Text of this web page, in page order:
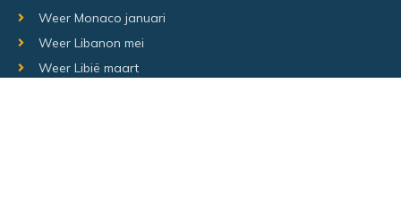
Weer Monaco januari
Weer Libanon mei
Weer Libië maart